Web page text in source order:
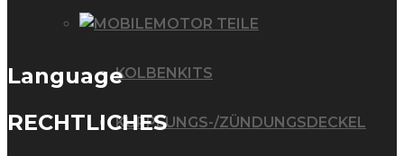
MOTOR TEILE
KOLBENKITS
KUPPLUNGS-/ZÜNDUNGSDECKEL
Language
RECHTLICHES